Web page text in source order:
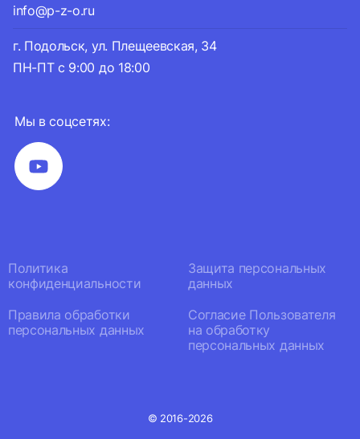
Мы в соцсетях:
info@p-z-o.ru
г. Подольск, ул. Плещеевская, 34
ПН-ПТ с 9:00 до 18:00
Политика
конфиденциальности
Защита персональных
данных
Правила обработки
персональных данных
Согласие Пользователя
на обработку
персональных данных
© 2016-2026